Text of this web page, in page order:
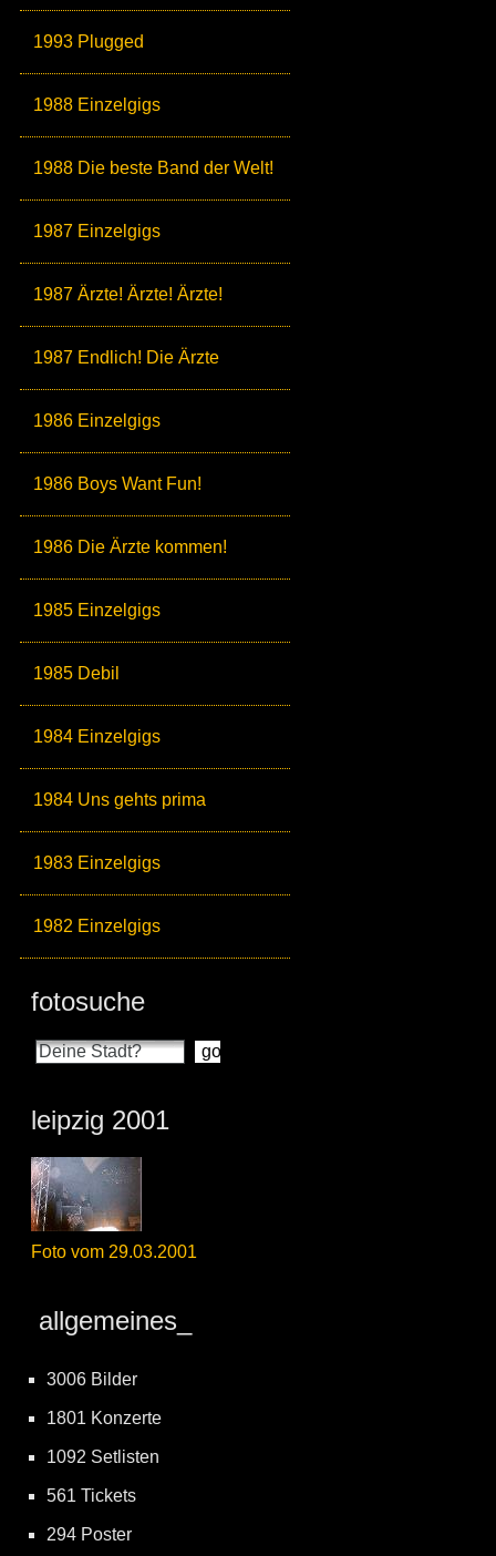
1993 Plugged
1988 Einzelgigs
1988 Die beste Band der Welt!
1987 Einzelgigs
1987 Ärzte! Ärzte! Ärzte!
1987 Endlich! Die Ärzte
1986 Einzelgigs
1986 Boys Want Fun!
1986 Die Ärzte kommen!
1985 Einzelgigs
1985 Debil
1984 Einzelgigs
1984 Uns gehts prima
1983 Einzelgigs
1982 Einzelgigs
fotosuche
leipzig 2001
Foto vom 29.03.2001
allgemeines_
3006 Bilder
1801 Konzerte
1092 Setlisten
561 Tickets
294 Poster